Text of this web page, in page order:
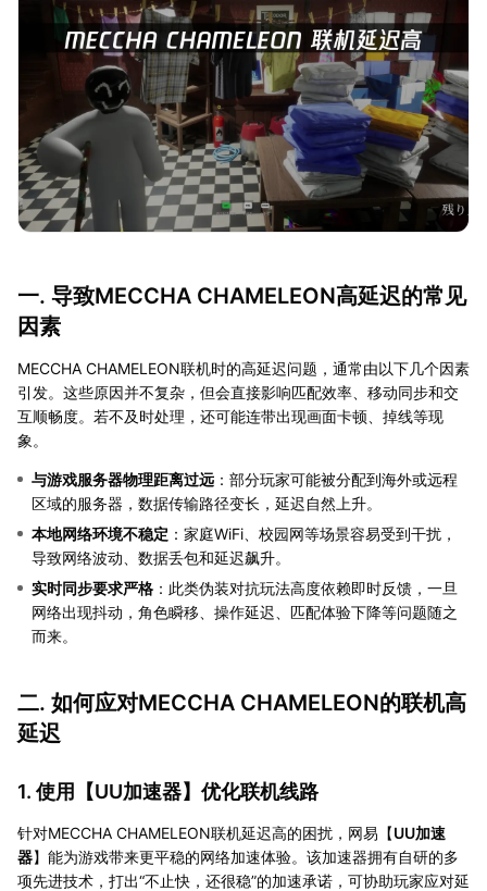
一. 导致MECCHA CHAMELEON高延迟的常见
因素
MECCHA CHAMELEON联机时的高延迟问题，通常由以下几个因素
引发。这些原因并不复杂，但会直接影响匹配效率、移动同步和交
互顺畅度。若不及时处理，还可能连带出现画面卡顿、掉线等现
象。
与游戏服务器物理距离过远 ：部分玩家可能被分配到海外或远程
区域的服务器，数据传输路径变长，延迟自然上升。
本地网络环境不稳定 ：家庭WiFi、校园网等场景容易受到干扰，
导致网络波动、数据丢包和延迟飙升。
实时同步要求严格 ：此类伪装对抗玩法高度依赖即时反馈，一旦
网络出现抖动，角色瞬移、操作延迟、匹配体验下降等问题随之
而来。
二. 如何应对MECCHA CHAMELEON的联机高
延迟
1. 使用【UU加速器】优化联机线路
针对MECCHA CHAMELEON联机延迟高的困扰，网易【UU加速
器】能为游戏带来更平稳的网络加速体验。该加速器拥有自研的多
项先进技术，打出“不止快，还很稳”的加速承诺，可协助玩家应对延